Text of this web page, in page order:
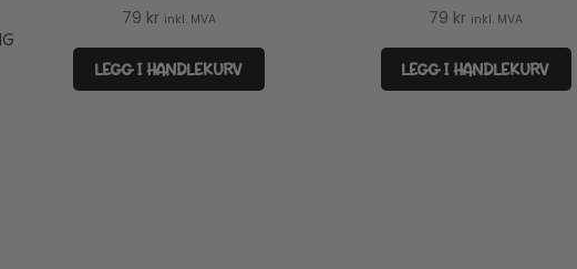
79 kr inkl. MVA
LEGG I HANDLEKURV
79 kr inkl. MVA
LEGG I HANDLEKURV